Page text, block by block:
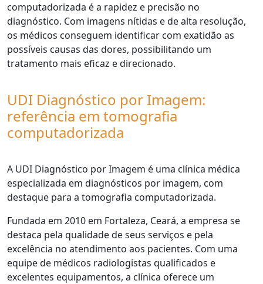
computadorizada é a rapidez e precisão no
diagnóstico. Com imagens nítidas e de alta resolução,
os médicos conseguem identificar com exatidão as
possíveis causas das dores, possibilitando um
tratamento mais eficaz e direcionado.
UDI Diagnóstico por Imagem:
referência em tomografia
computadorizada
A UDI Diagnóstico por Imagem é uma clínica médica
especializada em diagnósticos por imagem, com
destaque para a tomografia computadorizada.
Fundada em 2010 em Fortaleza, Ceará, a empresa se
destaca pela qualidade de seus serviços e pela
excelência no atendimento aos pacientes. Com uma
equipe de médicos radiologistas qualificados e
excelentes equipamentos, a clínica oferece um